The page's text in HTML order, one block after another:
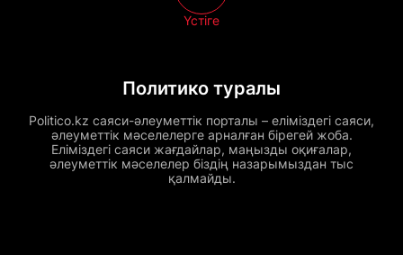
Политико туралы
Politico.kz саяси-әлеуметтік порталы – еліміздегі саяси,
әлеуметтік мәселелерге арналған бірегей жоба.
Еліміздегі саяси жағдайлар, маңызды оқиғалар,
әлеуметтік мәселелер біздің назарымыздан тыс
қалмайды.
Үстіге